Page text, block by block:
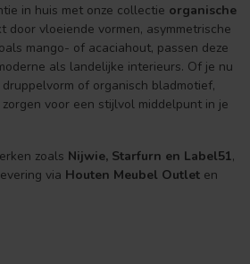
in huis met onze collectie organische
door vloeiende vormen, asymmetrische
mango- of acaciahout, passen deze
als landelijke interieurs. Of je nu
of organisch bladmotief,
voor een stijlvol middelpunt in je
zoals Nijwie, Starfurn en Label51,
via Houten Meubel Outlet en